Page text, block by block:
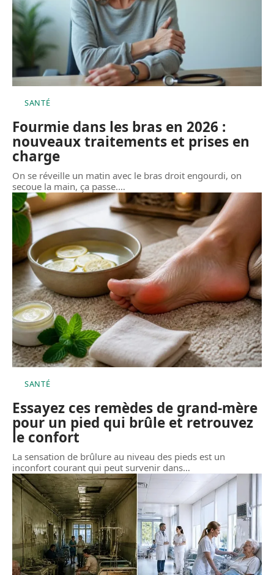
SANTÉ
Fourmie dans les bras en 2026 :
nouveaux traitements et prises en
charge
On se réveille un matin avec le bras droit engourdi, on
secoue la main, ça passe.…
SANTÉ
Essayez ces remèdes de grand-mère
pour un pied qui brûle et retrouvez
le confort
La sensation de brûlure au niveau des pieds est un
inconfort courant qui peut survenir dans…